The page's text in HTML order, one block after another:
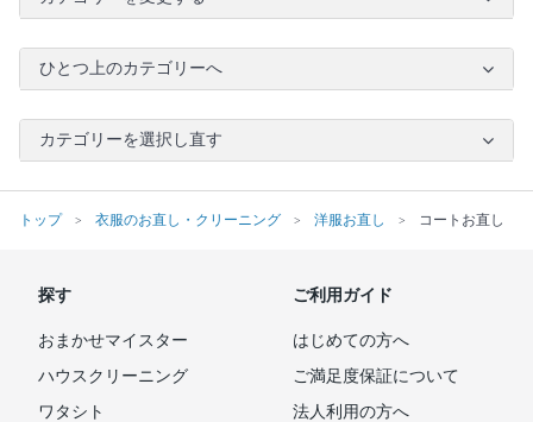
ひとつ上のカテゴリーへ
カテゴリーを選択し直す
トップ 衣服のお直し・クリーニング 洋服お直し コートお直し
探す
おまかせマイスター
ハウスクリーニング
ワタシト
ご利用ガイド
はじめての方へ
ご満足度保証について
法人利用の方へ